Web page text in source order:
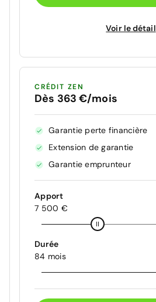
Voir le détail
CRÉDIT ZEN
Dès 363 €/mois
Garantie perte financière
Extension de garantie
Garantie emprunteur
Apport
7 500 €
Durée
84 mois